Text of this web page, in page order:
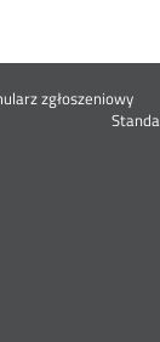
zgłoszeniowy